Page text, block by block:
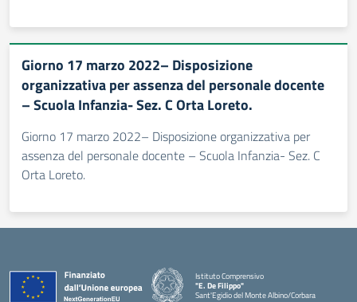
Giorno 17 marzo 2022– Disposizione
organizzativa per assenza del personale docente
– Scuola Infanzia- Sez. C Orta Loreto.
Giorno 17 marzo 2022– Disposizione organizzativa per
assenza del personale docente – Scuola Infanzia- Sez. C
Orta Loreto.
Istituto Comprensivo
"E. De Filippo"
Sant'Egidio del Monte Albino/Corbara